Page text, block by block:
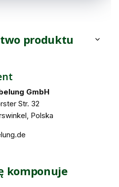
produktu
GmbH
Str. 32
Polska
komponuje